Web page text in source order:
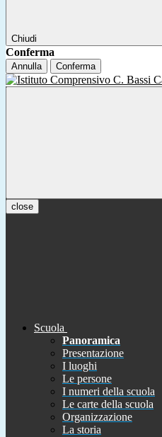
Chiudi
Conferma
Annulla Conferma
close
Scuola
Panoramica
Presentazione
I luoghi
Le persone
I numeri della scuola
Le carte della scuola
Organizzazione
La storia